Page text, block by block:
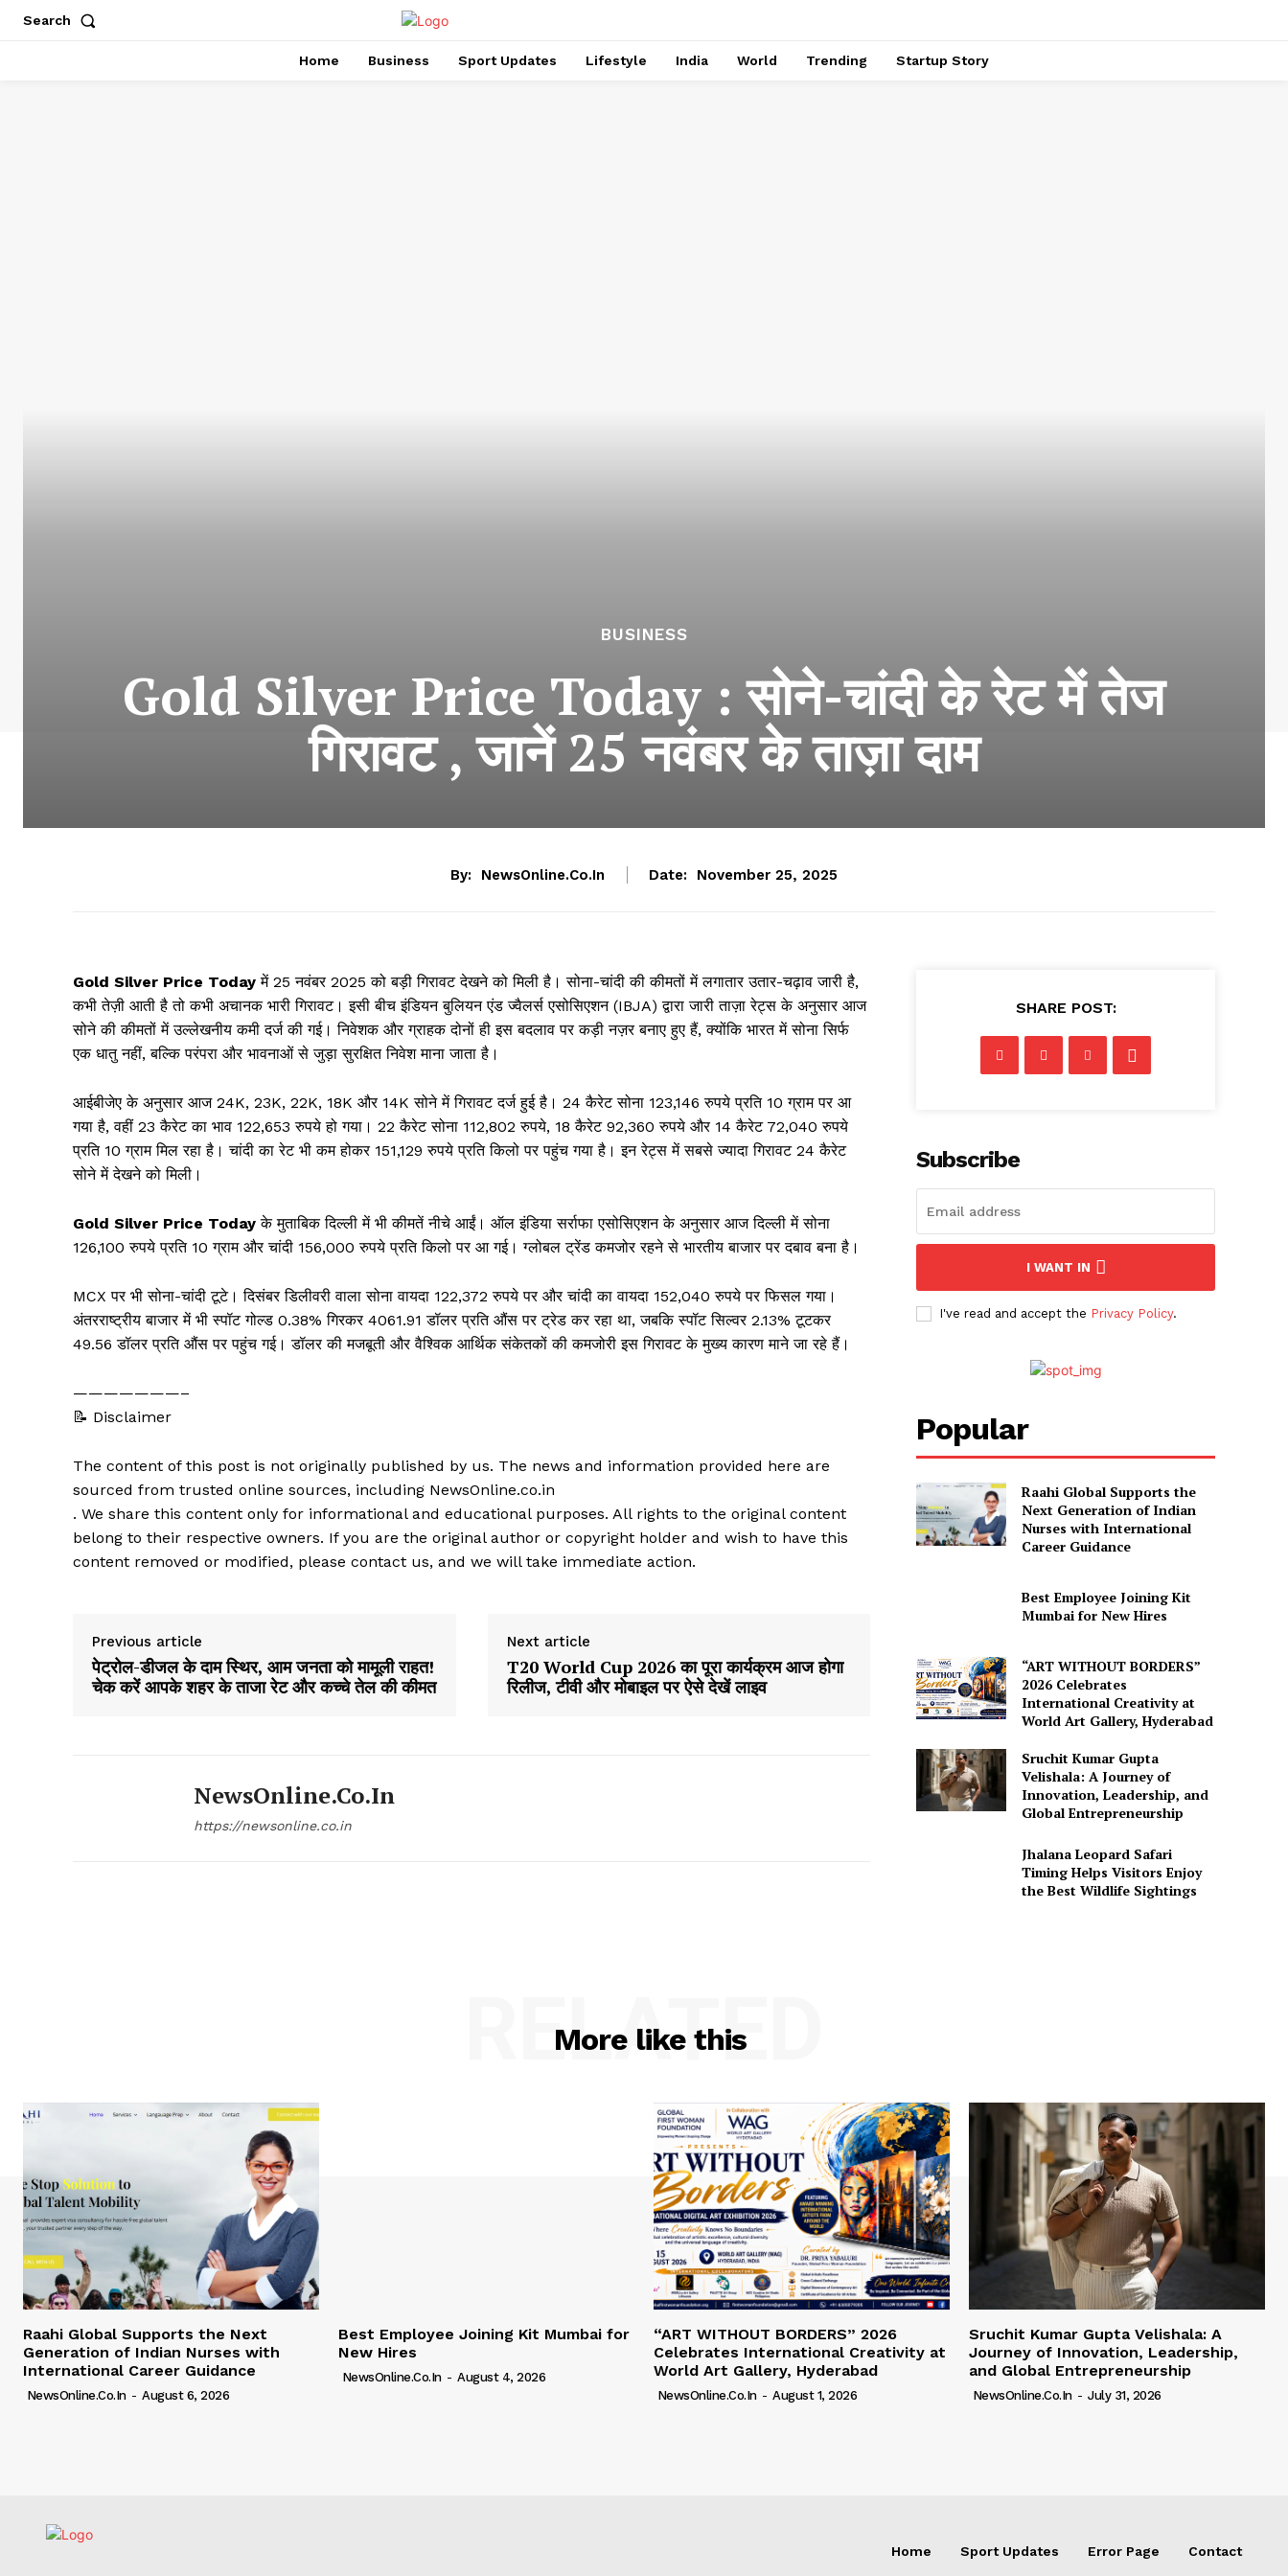
Search
Home Business Sport Updates Lifestyle India World Trending Startup Story
BUSINESS
Gold Silver Price Today : सोने-चांदी के रेट में तेज
गिरावट , जानें 25 नवंबर के ताज़ा दाम
By: NewsOnline.co.in Date: November 25, 2025
Gold Silver Price Today में 25 नवंबर 2025 को बड़ी गिरावट देखने को मिली है। सोना-चांदी की कीमतों में लगातार उतार-चढ़ाव जारी है,
कभी तेज़ी आती है तो कभी अचानक भारी गिरावट। इसी बीच इंडियन बुलियन एंड ज्वैलर्स एसोसिएशन (IBJA) द्वारा जारी ताज़ा रेट्स के अनुसार आज
सोने की कीमतों में उल्लेखनीय कमी दर्ज की गई। निवेशक और ग्राहक दोनों ही इस बदलाव पर कड़ी नज़र बनाए हुए हैं, क्योंकि भारत में सोना सिर्फ
एक धातु नहीं, बल्कि परंपरा और भावनाओं से जुड़ा सुरक्षित निवेश माना जाता है।
आईबीजेए के अनुसार आज 24K, 23K, 22K, 18K और 14K सोने में गिरावट दर्ज हुई है। 24 कैरेट सोना 123,146 रुपये प्रति 10 ग्राम पर आ
गया है, वहीं 23 कैरेट का भाव 122,653 रुपये हो गया। 22 कैरेट सोना 112,802 रुपये, 18 कैरेट 92,360 रुपये और 14 कैरेट 72,040 रुपये
प्रति 10 ग्राम मिल रहा है। चांदी का रेट भी कम होकर 151,129 रुपये प्रति किलो पर पहुंच गया है। इन रेट्स में सबसे ज्यादा गिरावट 24 कैरेट
सोने में देखने को मिली।
Gold Silver Price Today के मुताबिक दिल्ली में भी कीमतें नीचे आईं। ऑल इंडिया सर्राफा एसोसिएशन के अनुसार आज दिल्ली में सोना
126,100 रुपये प्रति 10 ग्राम और चांदी 156,000 रुपये प्रति किलो पर आ गई। ग्लोबल ट्रेंड कमजोर रहने से भारतीय बाजार पर दबाव बना है।
MCX पर भी सोना-चांदी टूटे। दिसंबर डिलीवरी वाला सोना वायदा 122,372 रुपये पर और चांदी का वायदा 152,040 रुपये पर फिसल गया।
अंतरराष्ट्रीय बाजार में भी स्पॉट गोल्ड 0.38% गिरकर 4061.91 डॉलर प्रति औंस पर ट्रेड कर रहा था, जबकि स्पॉट सिल्वर 2.13% टूटकर
49.56 डॉलर प्रति औंस पर पहुंच गई। डॉलर की मजबूती और वैश्विक आर्थिक संकेतकों की कमजोरी इस गिरावट के मुख्य कारण माने जा रहे हैं।
———————–
📝 Disclaimer
The content of this post is not originally published by us. The news and information provided here are
sourced from trusted online sources, including NewsOnline.co.in
. We share this content only for informational and educational purposes. All rights to the original content
belong to their respective owners. If you are the original author or copyright holder and wish to have this
content removed or modified, please contact us, and we will take immediate action.
Previous article
पेट्रोल-डीजल के दाम स्थिर, आम जनता को मामूली राहत!
चेक करें आपके शहर के ताजा रेट और कच्चे तेल की कीमत
Next article
T20 World Cup 2026 का पूरा कार्यक्रम आज होगा
रिलीज, टीवी और मोबाइल पर ऐसे देखें लाइव
NewsOnline.co.in
https://newsonline.co.in
SHARE POST:
Subscribe
I WANT IN
I've read and accept the Privacy Policy.
Popular
Raahi Global Supports the
Next Generation of Indian
Nurses with International
Career Guidance
Best Employee Joining Kit
Mumbai for New Hires
“ART WITHOUT BORDERS”
2026 Celebrates
International Creativity at
World Art Gallery, Hyderabad
Sruchit Kumar Gupta
Velishala: A Journey of
Innovation, Leadership, and
Global Entrepreneurship
Jhalana Leopard Safari
Timing Helps Visitors Enjoy
the Best Wildlife Sightings
More like this
RELATED
Raahi Global Supports the Next
Generation of Indian Nurses with
International Career Guidance
NewsOnline.co.in - August 6, 2026
Best Employee Joining Kit Mumbai for
New Hires
NewsOnline.co.in - August 4, 2026
“ART WITHOUT BORDERS” 2026
Celebrates International Creativity at
World Art Gallery, Hyderabad
NewsOnline.co.in - August 1, 2026
Sruchit Kumar Gupta Velishala: A
Journey of Innovation, Leadership,
and Global Entrepreneurship
NewsOnline.co.in - July 31, 2026
Home Sport Updates Error Page Contact